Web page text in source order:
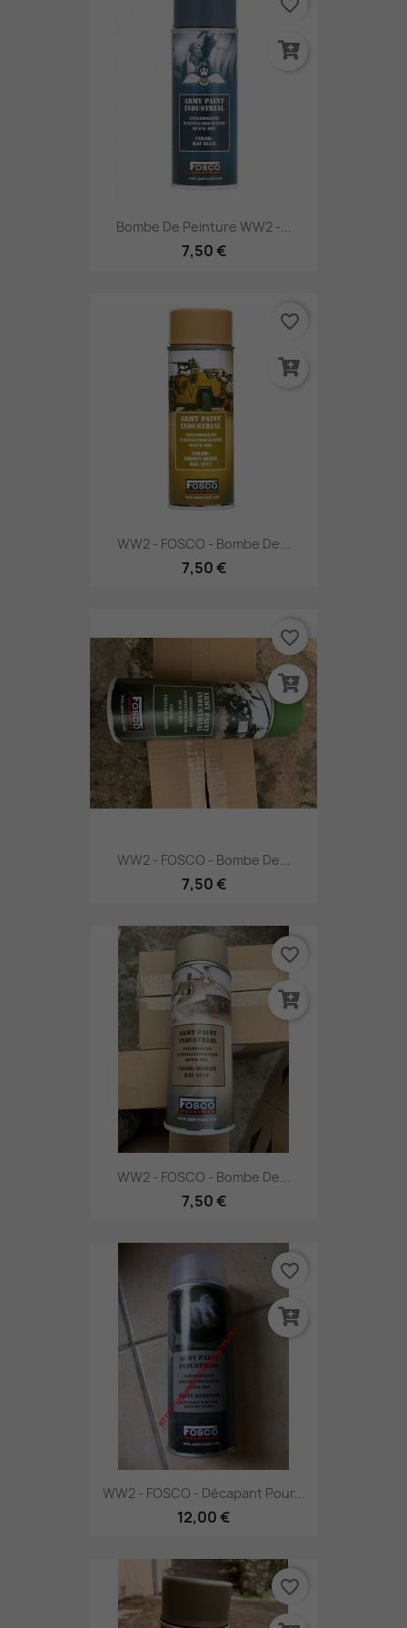
Bombe De Peinture WW2 -...
7,50 €
favorite_border
WW2 - FOSCO - Bombe De...
7,50 €
favorite_border
WW2 - FOSCO - Bombe De...
7,50 €
favorite_border
WW2 - FOSCO - Bombe De...
7,50 €
favorite_border
WW2 - FOSCO - Décapant Pour...
12,00 €
favorite_border
favorite_border